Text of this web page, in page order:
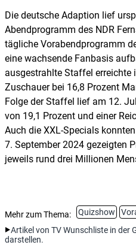
Die deutsche Adaption lief
Abendprogramm des NDR
tägliche Vorabendprogramm
eine wachsende Fanbasis
ausgestrahlte Staffel
Zuschauer bei 16,8 Prozent
Folge der Staffel lief am 12.
von 19,1 Prozent und einer
Auch die XXL-Specials
7. September 2024 gezeigten
jeweils rund drei Millionen
Mehr zum Thema: Quizshow
Artikel von TV Wunschliste in der
darstellen.